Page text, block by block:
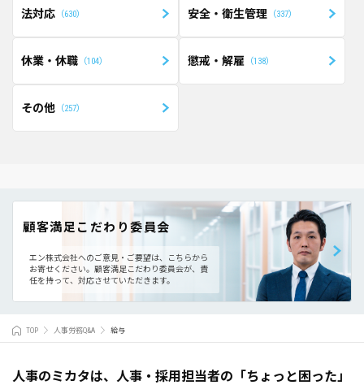
法対応 630 安全・衛生管理 337
休業・休職 104 懲戒・解雇 138
その他 257
顧客満足こだわり委員会
エン株式会社へのご意見・ご要望は、こちらから
お寄せください。 顧客満足こだわり委員会が、責
任を持って、対応させていただきます。
TOP 人事労務Q&A 給与
人事のミカタは、人事・採用担当者の「ちょっと困った」